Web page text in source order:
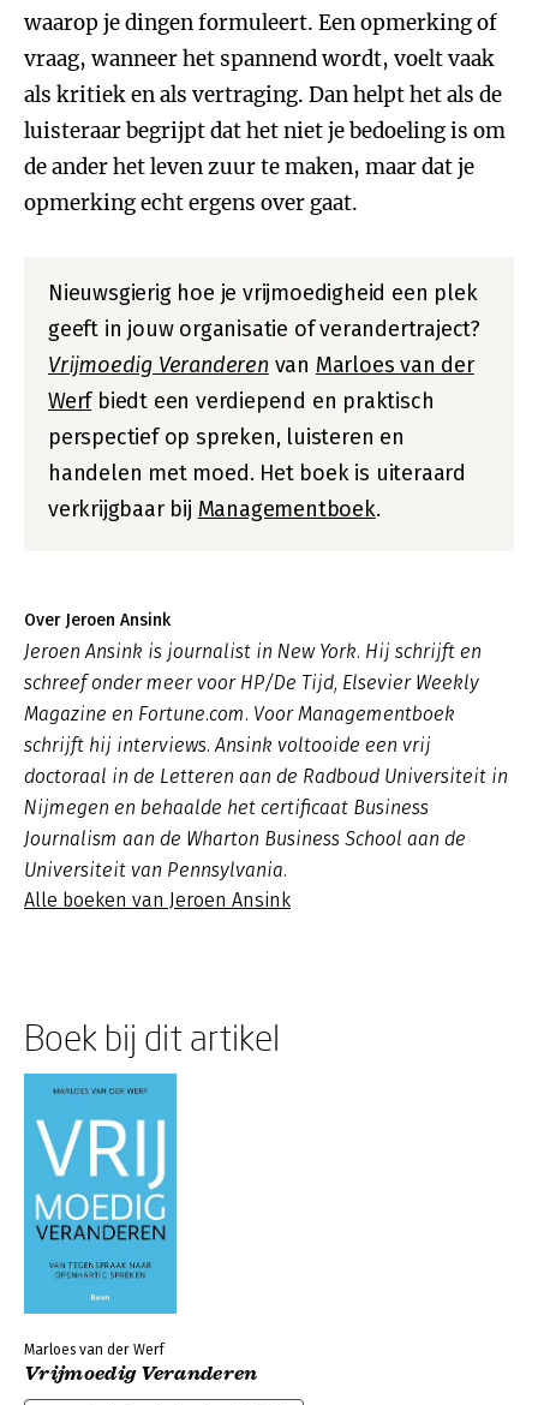
waarop je dingen formuleert. Een opmerking of
vraag, wanneer het spannend wordt, voelt vaak
als kritiek en als vertraging. Dan helpt het als de
luisteraar begrijpt dat het niet je bedoeling is om
de ander het leven zuur te maken, maar dat je
opmerking echt ergens over gaat.
Nieuwsgierig hoe je vrijmoedigheid een plek
geeft in jouw organisatie of verandertraject?
Vrijmoedig Veranderen van Marloes van der
Werfbiedt een verdiepend en praktisch
perspectief op spreken, luisteren en
handelen met moed. Het boek is uiteraard
verkrijgbaar bij Managementboek.
Over Jeroen Ansink
Jeroen Ansink is journalist in New York. Hij schrijft en
schreef onder meer voor HP/De Tijd, Elsevier Weekly
Magazine en Fortune.com. Voor Managementboek
schrijft hij interviews. Ansink voltooide een vrij
doctoraal in de Letteren aan de Radboud Universiteit in
Nijmegen en behaalde het certificaat Business
Journalism aan de Wharton Business School aan de
Universiteit van Pennsylvania.
Alle boeken van Jeroen Ansink
Boek bij dit artikel
Marloes van der Werf
Vrijmoedig Veranderen